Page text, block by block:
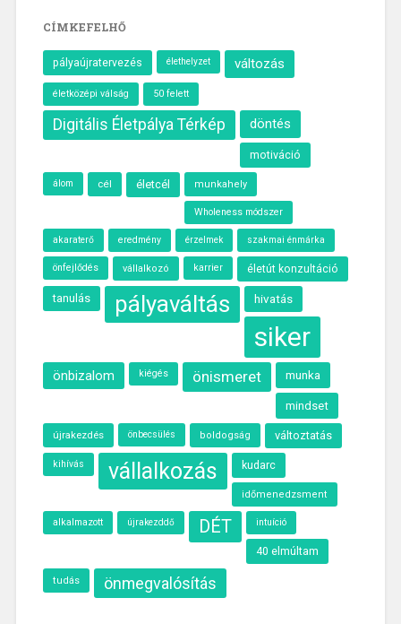
CÍMKEFELHŐ
pályaújratervezés élethelyzet változás
életközépi válság 50 felett
Digitális Életpálya Térkép döntés
motiváció
álom cél életcél munkahely
Wholeness módszer
akaraterő eredmény érzelmek szakmai énmárka
önfejlődés vállalkozó karrier életút konzultáció
tanulás pályaváltás hivatás
siker
önbizalom kiégés önismeret munka
mindset
újrakezdés önbecsülés boldogság változtatás
kihívás vállalkozás kudarc
időmenedzsment
alkalmazott újrakezddő DÉT intuíció
40 elmúltam
tudás önmegvalósítás